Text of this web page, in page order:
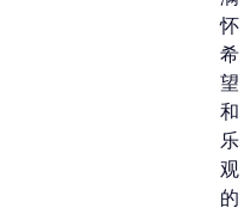
怀
希
望
和
乐
观
的